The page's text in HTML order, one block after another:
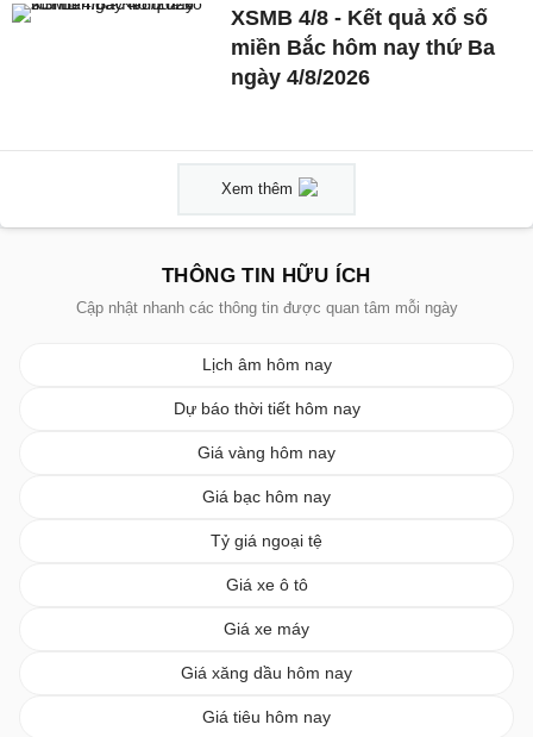
XSMB 4/8 - Kết quả xổ số
miền Bắc hôm nay thứ Ba
ngày 4/8/2026
Xem thêm
THÔNG TIN HỮU ÍCH
Cập nhật nhanh các thông tin được quan tâm mỗi ngày
Lịch âm hôm nay
Dự báo thời tiết hôm nay
Giá vàng hôm nay
Giá bạc hôm nay
Tỷ giá ngoại tệ
Giá xe ô tô
Giá xe máy
Giá xăng dầu hôm nay
Giá tiêu hôm nay